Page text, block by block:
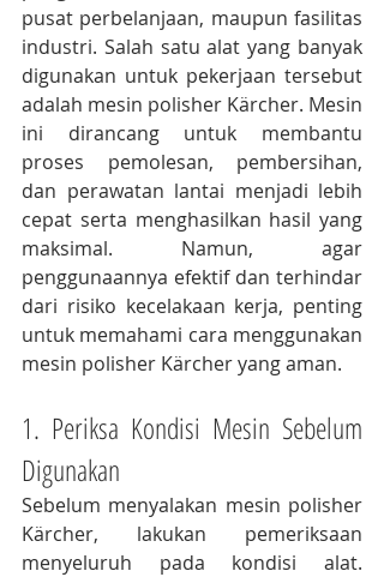
pusat perbelanjaan, maupun fasilitas
industri. Salah satu alat yang banyak
digunakan untuk pekerjaan tersebut
adalah mesin polisher Kärcher. Mesin
ini dirancang untuk membantu
proses pemolesan, pembersihan,
dan perawatan lantai menjadi lebih
cepat serta menghasilkan hasil yang
maksimal. Namun, agar
penggunaannya efektif dan terhindar
dari risiko kecelakaan kerja, penting
untuk memahami cara menggunakan
mesin polisher Kärcher yang aman.
1. Periksa Kondisi Mesin Sebelum
Digunakan
Sebelum menyalakan mesin polisher
Kärcher, lakukan pemeriksaan
menyeluruh pada kondisi alat.